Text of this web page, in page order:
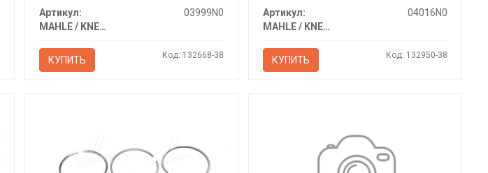
Артикул:
03999N0
MAHLE / KNECHT
КУПИТЬ Код: 132668-38
Артикул:
04016N0
MAHLE / KNECHT
КУПИТЬ Код: 132950-38